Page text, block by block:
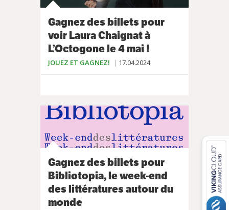
Gagnez des billets pour
voir Laura Chaignat à
L’Octogone le 4 mai !
JOUEZ ET GAGNEZ! 17.04.2024
Gagnez des billets pour
Bibliotopia, le week-end
des littératures autour du
monde